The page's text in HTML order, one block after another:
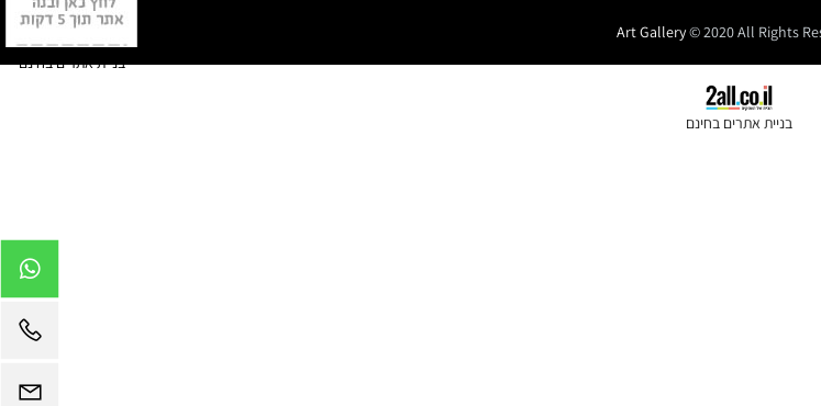
בניית אתרים בחינם
Art Gallery© 2020 All Rights
בניית אתרים בחינם